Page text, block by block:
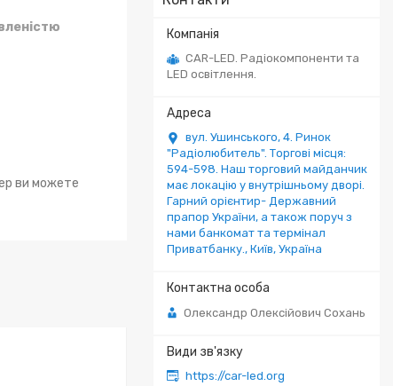
CAR-LED. Радіокомпоненти та
LED освітлення.
вул. Ушинського, 4. Ринок
"Радіолюбитель". Торгові місця:
594-598. Наш торговий майданчик
має локацію у внутрішньому дворі.
Гарний орієнтир- Державний
прапор України, а також поруч з
нами банкомат та термінал
Приватбанку., Київ, Україна
Олександр Олексійович Сохань
https://car-led.org
ви можете